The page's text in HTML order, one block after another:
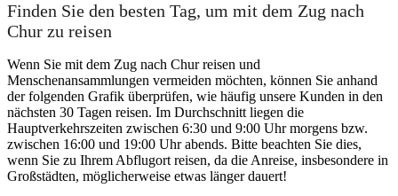
Finden Sie den besten Tag, um mit dem Zug nach
Chur zu reisen
Wenn Sie mit dem Zug nach Chur reisen und
Menschenansammlungen vermeiden möchten, können Sie anhand
der folgenden Grafik überprüfen, wie häufig unsere Kunden in den
nächsten 30 Tagen reisen. Im Durchschnitt liegen die
Hauptverkehrszeiten zwischen 6:30 und 9:00 Uhr morgens bzw.
zwischen 16:00 und 19:00 Uhr abends. Bitte beachten Sie dies,
wenn Sie zu Ihrem Abflugort reisen, da die Anreise, insbesondere in
Großstädten, möglicherweise etwas länger dauert!